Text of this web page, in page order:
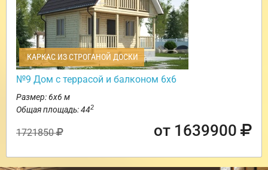
КАРКАС ИЗ СТРОГАНОЙ ДОСКИ
№9 Дом с террасой и балконом 6х6
Размер: 6х6 м
Общая площадь: 442
1721850 от 1639900